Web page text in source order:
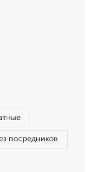
посредников